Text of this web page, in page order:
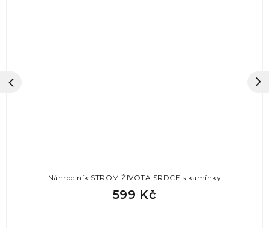
Náhrdelník STROM ŽIVOTA SRDCE s kamínky
599 Kč